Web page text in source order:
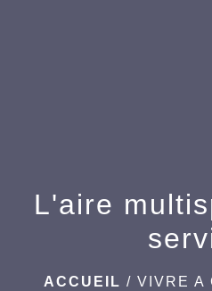
L'aire
ACCUEIL / VIVRE A